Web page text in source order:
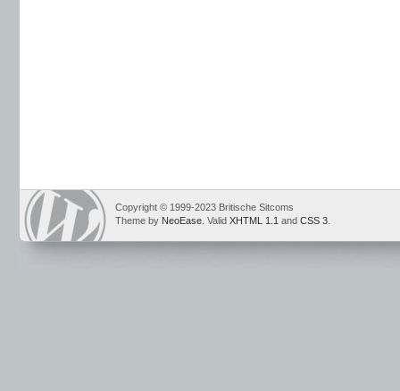
Copyright © 1999-2023 Britische Sitcoms
Theme by NeoEase . Valid XHTML 1.1 and CSS 3